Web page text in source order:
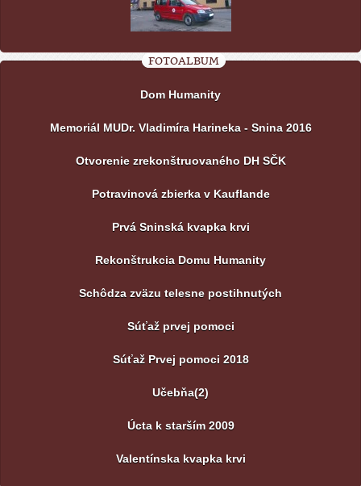
FOTOALBUM
Dom Humanity
Memoriál MUDr. Vladimíra Harineka - Snina 2016
Otvorenie zrekonštruovaného DH SČK
Potravinová zbierka v Kauflande
Prvá Sninská kvapka krvi
Rekonštrukcia Domu Humanity
Schôdza zväzu telesne postihnutých
Súťaž prvej pomoci
Súťaž Prvej pomoci 2018
Učebňa(2)
Úcta k starším 2009
Valentínska kvapka krvi